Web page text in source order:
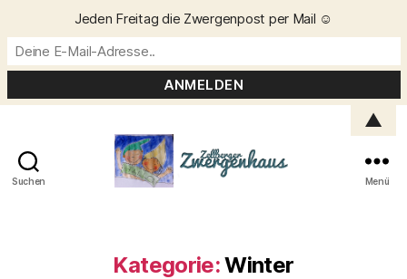
Suchen Menü
Kategorie:Winter
Jeden Freitag die Zwergenpost per Mail ☺️
▲